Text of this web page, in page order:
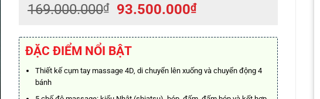
169.000.000₫
Giá
là:
169.000.000₫.
93.500.000₫Giá
tại
93.500.000₫.
ĐẶC ĐIỂM NỔI BẬT
Thiết kế cụm tay massage 4D, di chuyển lên xuống và chuyển động 4
bánh